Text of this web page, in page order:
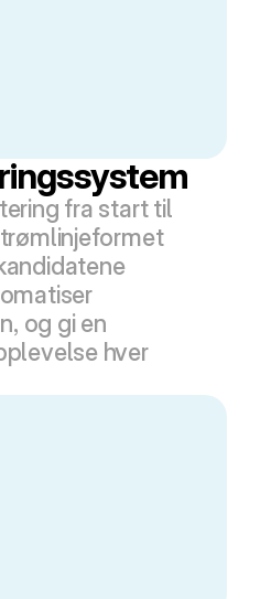
fra start til
og gi en
hver